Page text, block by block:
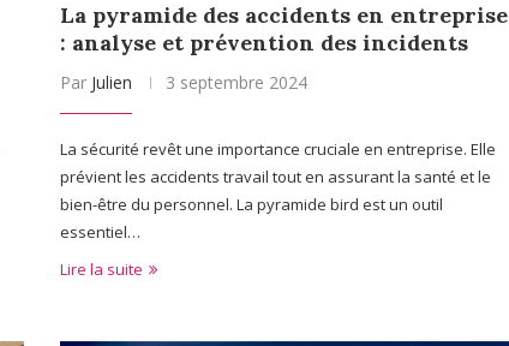
La pyramide des accidents en entreprise
: analyse et prévention des incidents
Par Julien 3 septembre 2024
La sécurité revêt une importance cruciale en entreprise. Elle
prévient les accidents travail tout en assurant la santé et le
bien-être du personnel. La pyramide bird est un outil
essentiel…
Lire la suite